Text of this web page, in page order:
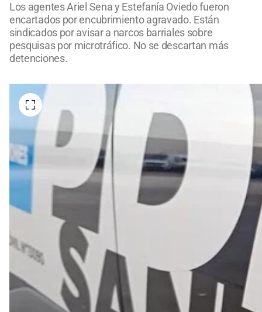
Los agentes Ariel Sena y Estefanía Oviedo fueron
encartados por encubrimiento agravado. Están
sindicados por avisar a narcos barriales sobre
pesquisas por microtráfico. No se descartan más
detenciones.